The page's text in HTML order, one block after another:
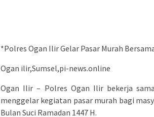
*Polres Ogan Ilir Gelar Pasar Murah
Ogan ilir,Sumsel,pi-news.online
Ogan Ilir – Polres Ogan Ilir bekerja
menggelar kegiatan pasar murah bagi
Bulan Suci Ramadan 1447 H.